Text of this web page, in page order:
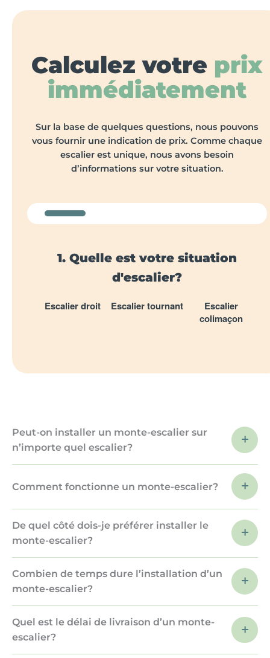
Calculez votre prix
immédiatement
Sur la base de quelques questions, nous pouvons
vous fournir une indication de prix. Comme chaque
escalier est unique, nous avons besoin
d’informations sur votre situation.
1. Quelle est votre situation
d'escalier?
Escalier droit Escalier tournant
Escalier
colimaçon
Peut-on installer un monte-escalier sur
n’importe quel escalier?
Comment fonctionne un monte-escalier?
De quel côté dois-je préférer installer le
monte-escalier?
Combien de temps dure l’installation d’un
monte-escalier?
Quel est le délai de livraison d’un monte-
escalier?